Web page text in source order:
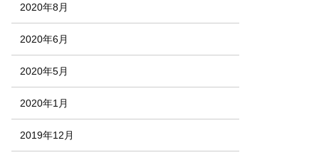
2020年8月
2020年6月
2020年5月
2020年1月
2019年12月